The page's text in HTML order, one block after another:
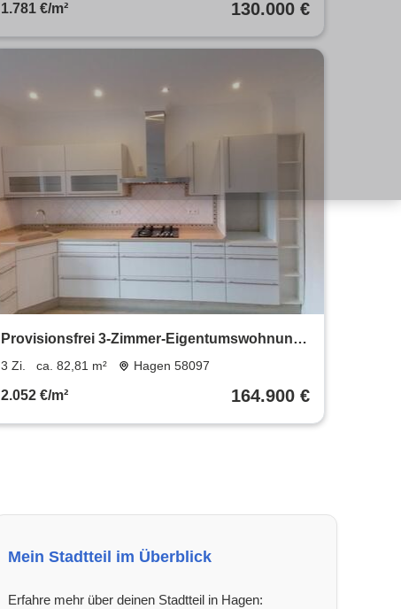
1.781 €/m² 130.000 €
Provisionsfrei 3-Zimmer-Eigentumswohnung
mit Balkon, Kamin.
3 Zi. ca. 82,81 m² Hagen 58097
2.052 €/m² 164.900 €
Mein Stadtteil im Überblick
Erfahre mehr über deinen Stadtteil in Hagen: